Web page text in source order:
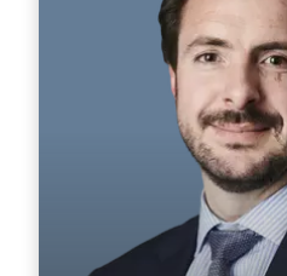
Français, Neerlandais,
Mutation et
+32 2 894 92 50